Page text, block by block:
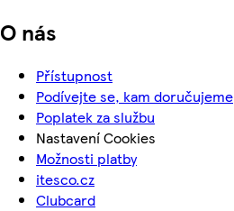
O nás
Přístupnost
Podívejte se, kam doručujeme
Poplatek za službu
Nastavení Cookies
Možnosti platby
itesco.cz
Clubcard